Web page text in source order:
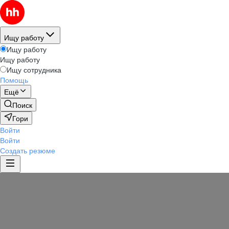
Ищу работу
Ищу работу
Ищу работу
Ищу сотрудника
Помощь
Ещё
Поиск
Гори
Войти
Войти
Создать резюме